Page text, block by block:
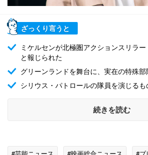
ざっくり言うと
ミケルセンが北極圏アクションスリラ
と報じられた
グリーンランドを舞台に、実在の特殊
シリウス・パトロールの隊員を演じる
続きを読む
#芸能ニュース #映画総合ニュース #ブ